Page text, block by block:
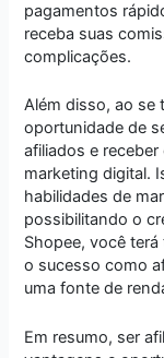
pagamentos
receba suas
complicações.
Além disso, ao se
oportunidade de
afiliados e
marketing digital.
habilidades de
possibilitando o
Shopee, você
o sucesso como
uma fonte de
Em resumo, ser